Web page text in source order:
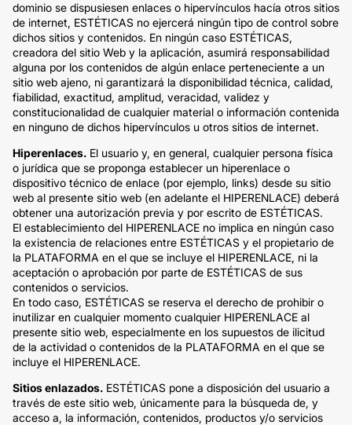
dominio se dispusiesen enlaces o hipervínculos hacía otros sitios
de internet, ESTÉTICAS no ejercerá ningún tipo de control sobre
dichos sitios y contenidos. En ningún caso ESTÉTICAS,
creadora del sitio Web y la aplicación, asumirá responsabilidad
alguna por los contenidos de algún enlace perteneciente a un
sitio web ajeno, ni garantizará la disponibilidad técnica, calidad,
fiabilidad, exactitud, amplitud, veracidad, validez y
constitucionalidad de cualquier material o información contenida
en ninguno de dichos hipervínculos u otros sitios de internet.
Hiperenlaces. El usuario y, en general, cualquier persona física
o jurídica que se proponga establecer un hiperenlace o
dispositivo técnico de enlace (por ejemplo, links) desde su sitio
web al presente sitio web (en adelante el HIPERENLACE) deberá
obtener una autorización previa y por escrito de ESTÉTICAS.
El establecimiento del HIPERENLACE no implica en ningún caso
la existencia de relaciones entre ESTÉTICAS y el propietario de
la PLATAFORMA en el que se incluye el HIPERENLACE, ni la
aceptación o aprobación por parte de ESTÉTICAS de sus
contenidos o servicios.
En todo caso, ESTÉTICAS se reserva el derecho de prohibir o
inutilizar en cualquier momento cualquier HIPERENLACE al
presente sitio web, especialmente en los supuestos de ilicitud
de la actividad o contenidos de la PLATAFORMA en el que se
incluye el HIPERENLACE.
Sitios enlazados. ESTÉTICAS pone a disposición del usuario a
través de este sitio web, únicamente para la búsqueda de, y
acceso a, la información, contenidos, productos y/o servicios